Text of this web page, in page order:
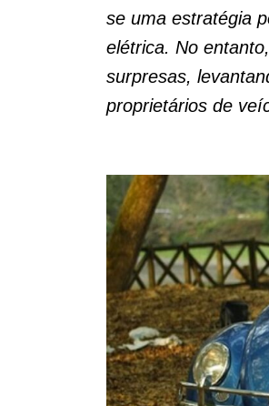
se uma estratégia
elétrica. No
surpresas,
proprietários de